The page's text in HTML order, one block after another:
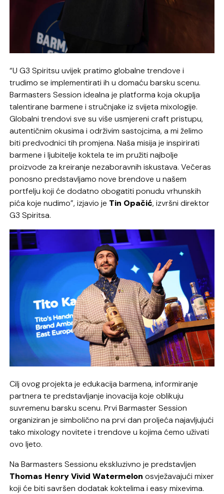
“U G3 Spiritsu uvijek pratimo globalne trendove i
trudimo se implementirati ih u domaću barsku scenu.
Barmasters Session idealna je platforma koja okuplja
talentirane barmene i stručnjake iz svijeta mixologije.
Globalni trendovi sve su više usmjereni craft pristupu,
autentičnim okusima i održivim sastojcima, a mi želimo
biti predvodnici tih promjena. Naša misija je inspirirati
barmene i ljubitelje koktela te im pružiti najbolje
proizvode za kreiranje nezaboravnih iskustava. Večeras
ponosno predstavljamo nove brendove u našem
portfelju koji će dodatno obogatiti ponudu vrhunskih
pića koje nudimo”, izjavio je Tin Opačić, izvršni direktor
G3 Spiritsa.
Cilj ovog projekta je edukacija barmena, informiranje
partnera te predstavljanje inovacija koje oblikuju
suvremenu barsku scenu. Prvi Barmaster Session
organiziran je simbolično na prvi dan proljeća najavljujući
tako mixology novitete i trendove u kojima ćemo uživati
ovo ljeto.
Na Barmasters Sessionu ekskluzivno je predstavljen
Thomas Henry Vivid Watermelon osvježavajući mixer
koji će biti savršen dodatak koktelima i easy mixevima.